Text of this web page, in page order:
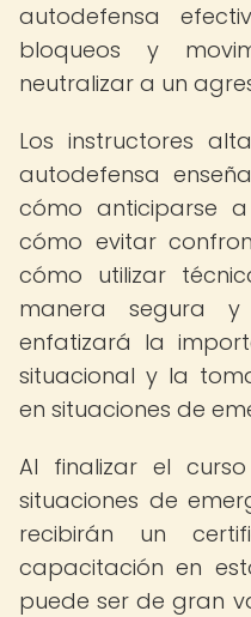
autodefensa
bloqueos y
neutralizar a un
Los instructores
autodefensa
cómo anticiparse
cómo evitar
cómo utilizar
manera segura y
enfatizará la
situacional y la
en situaciones de
Al finalizar el
situaciones de
recibirán un
capacitación en
puede ser de gran